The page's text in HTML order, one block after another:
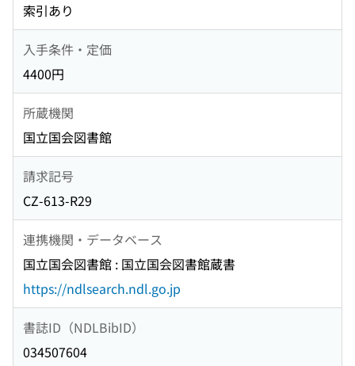
索引あり
入手条件・定価
4400円
所蔵機関
国立国会図書館
請求記号
CZ-613-R29
連携機関・データベース
国立国会図書館 : 国立国会図書館蔵書
https://ndlsearch.ndl.go.jp
書誌ID（NDLBibID）
034507604